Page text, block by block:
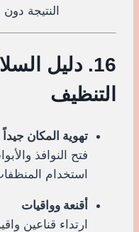
النتيجة
16. دليل
التنظيف
تهوية المكان جيداً
فتح النوافذ
استخدام
أقنعة وواقيات
ارتداء قناعين